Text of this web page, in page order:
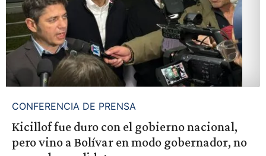
CONFERENCIA DE PRENSA
Kicillof fue duro con el gobierno nacional,
pero vino a Bolívar en modo gobernador, no